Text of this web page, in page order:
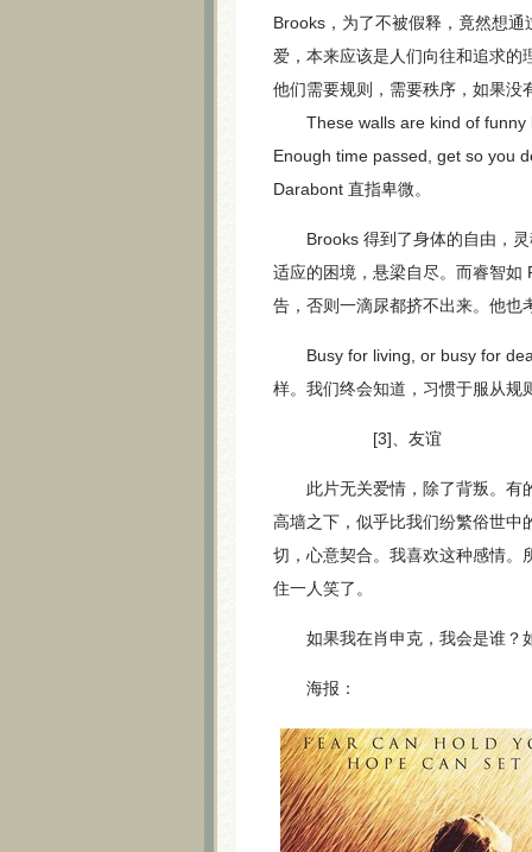
Brooks，为了不被假释，竟然想
爱，本来应该是人们向往和追求的
他们需要规则，需要秩序，如果没
These walls are kind of funny
Enough time passed, get so you
Darabont 直指卑微。
Brooks 得到了身体的自由，灵
适应的困境，悬梁自尽。而睿智如
告，否则一滴尿都挤不出来。他也
Busy for living, or busy for
样。我们终会知道，习惯于服从规
[3]、友谊
此片无关爱情，除了背叛。有
高墙之下，似乎比我们纷繁俗世中
切，心意契合。我喜欢这种感情。
住一人笑了。
如果我在肖申克，我会是谁？
海报：